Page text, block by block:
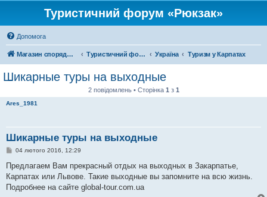
Туристичний форум «Рюкзак»
Допомога
Магазин спорядження Туристичний форум «Рюкзак» Україна Туризм у Карпатах
Шикарные туры на выходные
2 повідомлень • Сторінка 1 з 1
Ares_1981
Шикарные туры на выходные
П
в
д
о
м
04 лютого 2016, 12:29
Предлагаем Вам прекрасный отдых на выходных в Закарпатье,
Карпатах или Львове. Такие выходные вы запомните на всю жизнь.
Подробнее на сайте global-tour.com.ua